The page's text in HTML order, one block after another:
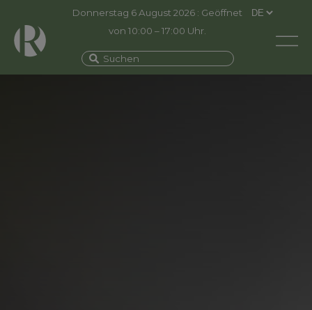
Donnerstag 6 August 2026 : Geöffnet
von 10:00 – 17:00 Uhr.